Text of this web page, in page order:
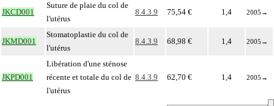
JKCD001
Suture de plaie du col de
l'utérus
8.4.3.9 75,54 € 1,4 2005 →
JKMD001
Stomatoplastie du col de
l'utérus
8.4.3.9 68,98 € 1,4 2005 →
JKPD001
Libération d'une sténose
récente et totale du col de
l'utérus
8.4.3.9 62,70 € 1,4 2005 →